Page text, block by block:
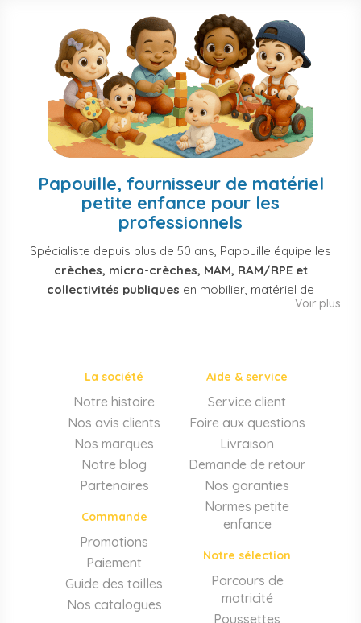
Papouille, fournisseur de matériel
petite enfance pour les
professionnels
Spécialiste depuis plus de 50 ans, Papouille équipe les
crèches, micro-crèches, MAM, RAM/RPE et
collectivités publiques en mobilier, matériel de
puériculture, jouets et équipement pour structures
d'accueil de la petite enfance. Notre offre couvre
cabinets infirmiers).
Mobilier et équipement de crèche
Lits crèche en bois, couchettes empilables, meubles à
langer sur mesure en résine antibactérienne, tables et
chaises adaptées aux 0-6 ans, banc-vestiaire, barrières de
séparation. Tout le matériel pour aménager une structure
conforme aux normes PMI.
Matériel de puériculture professionnel
Poussettes 3 et 4 places, transats, chaises hautes, sièges
auto, biberons et stérilisateurs, peèse-bébé, écoute-bébé,
thermomètres. Notre
gamme puériculture collectivité
couvre tous les besoins quotidiens des EAJE.
Voir plus
La société
Notre histoire
Nos avis clients
Nos marques
Notre blog
Partenaires
Commande
Promotions
Paiement
Guide des tailles
Nos catalogues
Aide & service
Service client
Foire aux questions
Livraison
Demande de retour
Nos garanties
Normes petite
enfance
Notre sélection
Parcours de
motricité
Poussettes